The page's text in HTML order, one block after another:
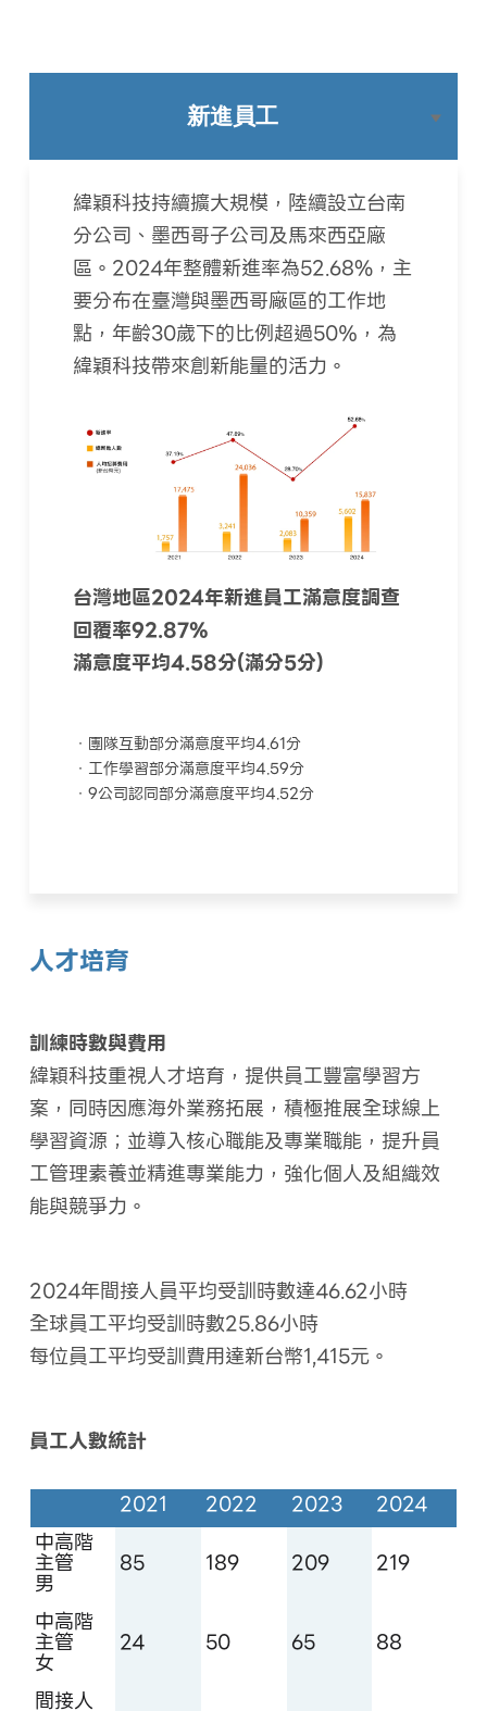
新進員工
緯穎科技持續擴大規模，陸續設立台南
分公司、墨西哥子公司及馬來西亞廠
區。2024年整體新進率為52.68%，主
要分布在臺灣與墨西哥廠區的工作地
點，年齡30歲下的比例超過50％，為
緯穎科技帶來創新能量的活力。
台灣地區2024年新進員工滿意度調查
回覆率92.87%
滿意度平均4.58分(滿分5分)
．團隊互動部分滿意度平均4.61分
．工作學習部分滿意度平均4.59分
．9公司認同部分滿意度平均4.52分
人才培育
訓練時數與費用
緯穎科技重視人才培育，提供員工豐富學習方
案，同時因應海外業務拓展，積極推展全球線上
學習資源；並導入核心職能及專業職能，提升員
工管理素養並精進專業能力，強化個人及組織效
能與競爭力。
2024年間接人員平均受訓時數達46.62小時
全球員工平均受訓時數25.86小時
每位員工平均受訓費用達新台幣1,415元。
員工人數統計
2021
2022 2023
2024
中高階
主管
男
85 189 209
219
中高階
主管
女
24 50 65
88
間接人